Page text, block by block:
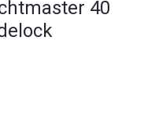
40